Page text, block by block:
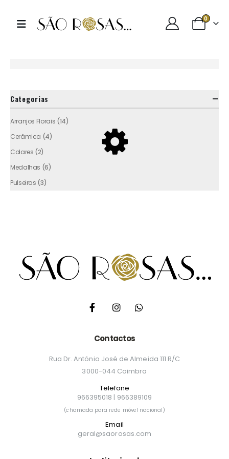
0
Categorias
Arranjos Florais (14)
Cerâmica (4)
Colares (2)
Medalhas (6)
Pulseiras (3)
Contactos
Rua Dr. António José de Almeida 111 R/C
3000-044 Coimbra
Telefone
966395018 | 966389109
(chamada para rede móvel nacional)
Email
geral@saorosas.com